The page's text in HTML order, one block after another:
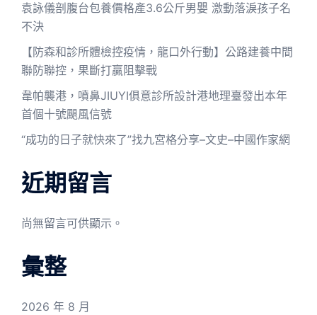
袁詠儀剖腹台包養價格產3.6公斤男嬰 激動落淚孩子名
不決
【防森和診所體檢控疫情，龍口外行動】公路建養中間
聯防聯控，果斷打贏阻擊戰
韋帕襲港，噴鼻JIUYI俱意診所設計港地理臺發出本年
首個十號颶風信號
“成功的日子就快來了”找九宮格分享–文史–中國作家網
近期留言
尚無留言可供顯示。
彙整
2026 年 8 月